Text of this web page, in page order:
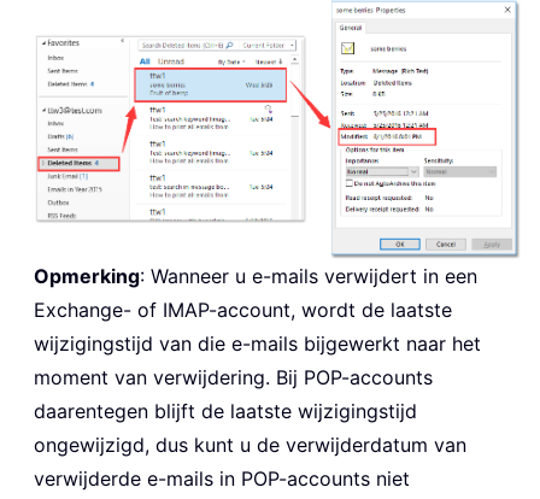
Opmerking: Wanneer u e-mails verwijdert in een
Exchange- of IMAP-account, wordt de laatste
wijzigingstijd van die e-mails bijgewerkt naar het
moment van verwijdering. Bij POP-accounts
daarentegen blijft de laatste wijzigingstijd
ongewijzigd, dus kunt u de verwijderdatum van
verwijderde e-mails in POP-accounts niet